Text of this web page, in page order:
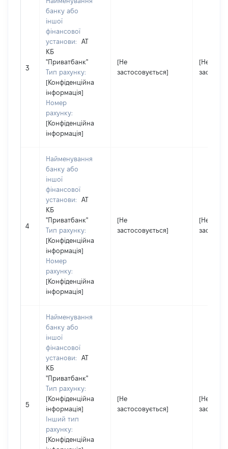
3
банку або
іншої
фінансової
установи:
АТ
КБ
"Приватбанк"
Тип рахунку:
[Конфіденційна
інформація]
Номер
рахунку:
[Конфіденційна
інформація]
[Не
застосовується]
[Не
4
Найменування
банку або
іншої
фінансової
установи:
АТ
КБ
"Приватбанк"
Тип рахунку:
[Конфіденційна
інформація]
Номер
рахунку:
[Конфіденційна
інформація]
[Не
застосовується]
[Не
5
Найменування
банку або
іншої
фінансової
установи:
АТ
КБ
"Приватбанк"
Тип рахунку:
[Конфіденційна
інформація]
Інший тип
рахунку:
[Конфіденційна
[Не
застосовується]
[Не